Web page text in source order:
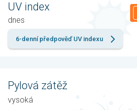
UV index
dnes
6-denní předpověď UV indexu
Pylová zátěž
vysoká